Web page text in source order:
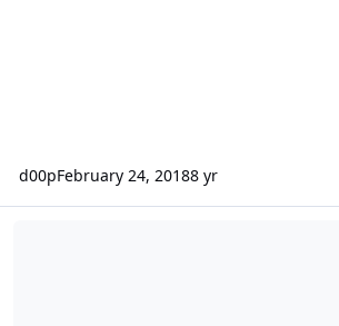
d00pFebruary 24, 20188 yr